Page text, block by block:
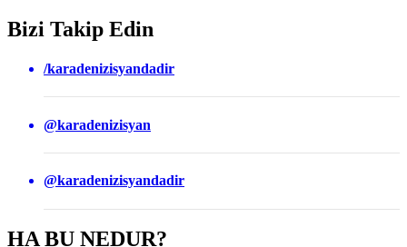
Bizi Takip Edin
/karadenizisyandadir
@karadenizisyan
@karadenizisyandadir
HA BU NEDUR?